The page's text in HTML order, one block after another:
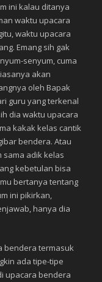
ini kalau ditanya
waktu upacara
waktu upacara
Emang sih gak
senyum, cuma
akan
oleh Bapak
guru yang terkenal
dia waktu upacara
kakak kelas cantik
bendera. Atau
sama adik kelas
kebetulan bisa
bertanya tentang
ini pikirkan,
hanya dia
bendera termasuk
ada tipe-tipe
upacara bendera